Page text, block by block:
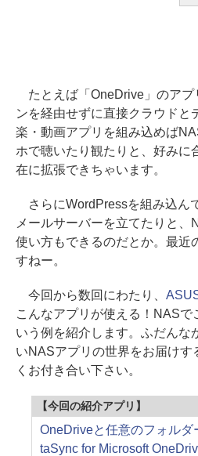
たとえば「OneDrive」のアプ
ンを経由せずに直接クラウドと
楽・動画アプリを組み込めば
ホで聴いたり観たりと、好みに
在に拡張できちゃいます。
さらにWordPressを組み込ん
メールサーバーを立てたりと、
使い方もできるのだとか。最近
すねー。
今回から数回にわたり、
こんなアプリが使える！NASで
いう例を紹介します。ふだんな
いNASアプリの世界をお届けす
くお付き合い下さい。
【今回の紹介アプリ】
OneDriveと任意のフォルダ
taSync for Microsoft